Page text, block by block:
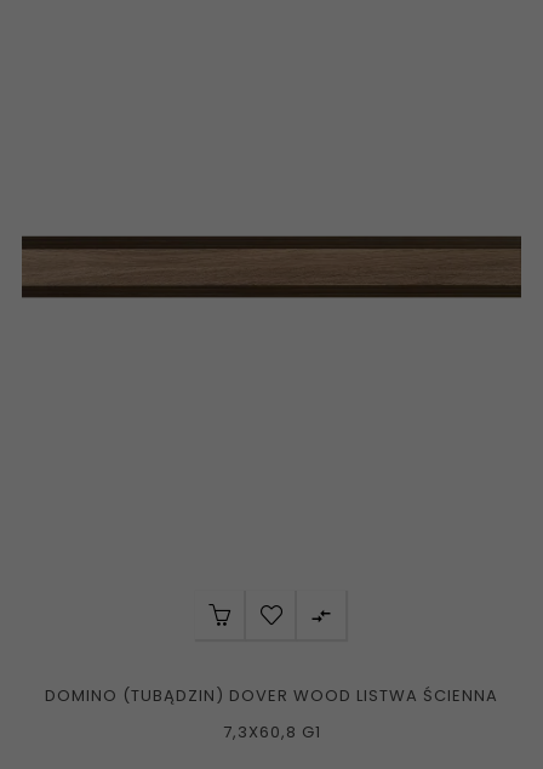

DOMINO (TUBĄDZIN) DOVER WOOD LISTWA ŚCIENNA
7,3X60,8 G1